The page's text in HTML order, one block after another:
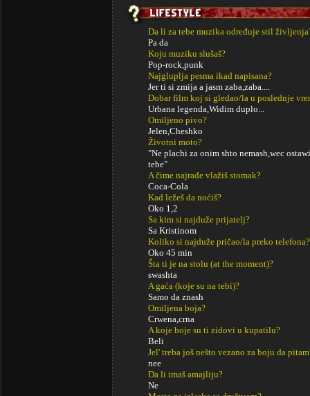
Da li za tebe muzika određuje stil
Pa da
Koju muziku slušaš?
Pop-rock,punk
Najgluplja pesma ikad napisana?
Jer ti si zmija a jasm zaba,zaba....
Dobar film koj si gledao/la u poslednje
Urbana legenda,Widim duplo...
Omiljeno pivo?
Jelen,Cheshko
Životni moto?
"Ne plachi za onim shto nemash,wec
tebe"
A čime najrađe vlažiš stomak?
Coca-Cola
Kad ležeš da noćiš?
Oko 1,2
Sa kim si najduže prijatelj?
Sa Kristinom
Koliko si najduže pričao/la preko telefona?
Oko 45 min
Šta ti je na stolu (at the moment)?
swashta
A gaća (koje su na tebi)?
Samo da znash
Omiljena boja?
Crwena,crna
A koje boje su ti zidovi u kupatilu?
Beli
Jel' treba još nešto vezano za boju da
nee
Da li imaš amajliju?
Ne